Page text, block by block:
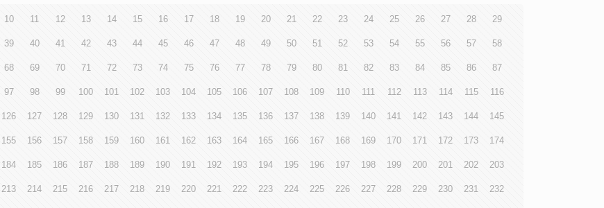
10 11 12 13 14 15 16 17 18 19 20 21 22 23 24 25 26 27 28 29
39 40 41 42 43 44 45 46 47 48 49 50 51 52 53 54 55 56 57 58
68 69 70 71 72 73 74 75 76 77 78 79 80 81 82 83 84 85 86 87
97 98 99 100 101 102 103 104 105 106 107 108 109 110 111 112 113 114 115 116
126 127 128 129 130 131 132 133 134 135 136 137 138 139 140 141 142 143 144 145
155 156 157 158 159 160 161 162 163 164 165 166 167 168 169 170 171 172 173 174
184 185 186 187 188 189 190 191 192 193 194 195 196 197 198 199 200 201 202 203
213 214 215 216 217 218 219 220 221 222 223 224 225 226 227 228 229 230 231 232